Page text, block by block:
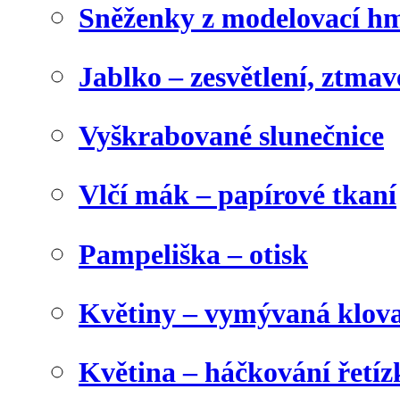
Sněženky z modelovací
Jablko – zesvětlení,
Vyškrabované slunečnice
Vlčí mák – papírové tkaní
Pampeliška – otisk
Květiny – vymývaná
Květina – háčkování